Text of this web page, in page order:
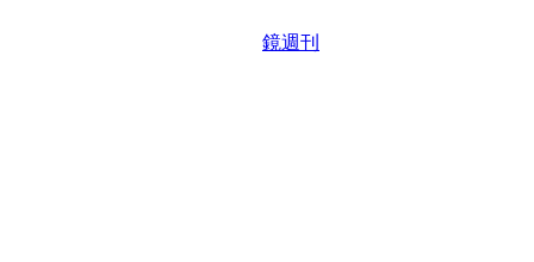
鏡週刊